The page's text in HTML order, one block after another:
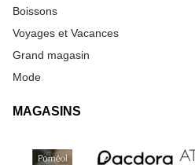
Boissons
Voyages et Vacances
Grand magasin
Mode
MAGASINS